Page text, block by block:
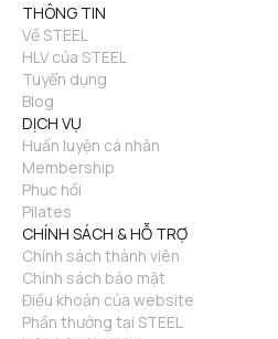
THÔNG TIN
Về STEEL
HLV của STEEL
Tuyển dụng
Blog
DỊCH VỤ
Huấn luyện cá nhân
Membership
Phục hồi
Pilates
CHÍNH SÁCH & HỖ TRỢ
Chính sách thành viên
Chính sách bảo mật
Điều khoản của website
Phần thưởng tại STEEL